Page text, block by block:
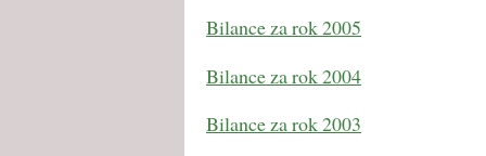
Bilance za rok 2005
Bilance za rok 2004
Bilance za rok 2003